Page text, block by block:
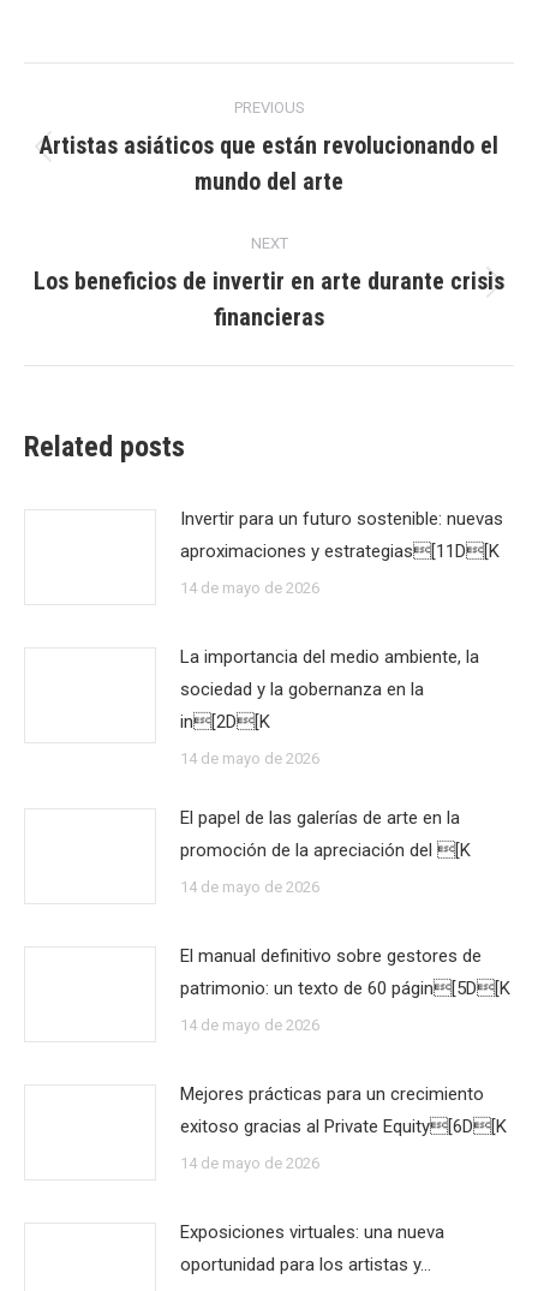
navigation
PREVIOUS
post:
Artistas asiáticos que están revolucionando el
mundo del arte
NEXT
post:
Los beneficios de invertir en arte durante crisis
financieras
Related posts
Invertir para un futuro sostenible: nuevas
aproximaciones y estrategias[11D[K
14 de mayo de 2026
La importancia del medio ambiente, la
sociedad y la gobernanza en la
in[2D[K
14 de mayo de 2026
El papel de las galerías de arte en la
promoción de la apreciación del [K
14 de mayo de 2026
El manual definitivo sobre gestores de
patrimonio: un texto de 60 págin[5D[K
14 de mayo de 2026
Mejores prácticas para un crecimiento
exitoso gracias al Private Equity[6D[K
14 de mayo de 2026
Exposiciones virtuales: una nueva
oportunidad para los artistas y…